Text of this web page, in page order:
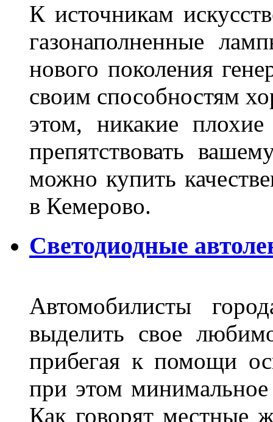
К источникам
газонаполненные
нового поколения
своим способностям
этом, никакие
препятствовать
можно купить
в Кемерово.
Светодиодные
Автомобилисты
выделить свое
прибегая к помощи
при этом минимальное
Как говорят местные